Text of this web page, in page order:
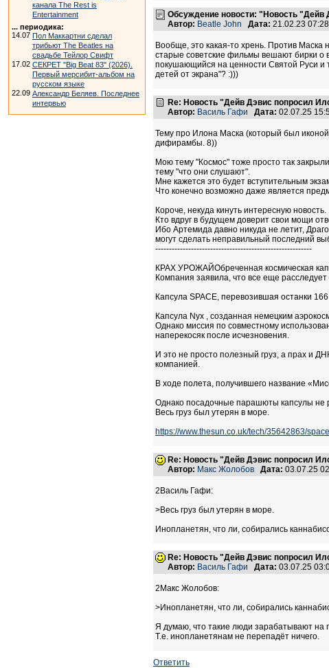
канала The Rest is
Entertainment
... периодика:
14.07 Пол Маккартни сделал
трибьют The Beatles на
свадьбе Тейлор Свифт
17.02 СЕКРЕТ "Big Beat 83" (2026).
Первый мерсибит-альбом на
русском языке
22.09 Александр Беляев. Последнее
интервью
Обсуждение новости: "Новость "Дейв
Автор: Beatle John Дата: 21.02.23
Вообще, это какая-то хрень. Против Маска
старые советские фильмы вешают бирки о
покушающийся на ценности Святой Руси и
детей от экрана"? :)))
Re: Новость "Дейв Дэвис попросил
Автор: Василь Гафи Дата: 02.07.25
Тему про Илона Маска (который был
дифирамбы. 8))
Мою тему "Космос" тоже просто так
тему "что они слушают".
Мне кажется это будет вступительным
Что конечно возможно даже является
Короче, некуда кинуть интересную новость.
Кто вдруг в будущем доверит свои мощи
Ибо Артемида давно никуда не летит,
могут сделать неправильный последний
---------------------------------------------------------
КРАХ УРОЖАЙОбреченная космическая
Компания заявила, что все еще
Капсула SPACE, перевозившая останки
Капсула Nyx , созданная немецким
Однако миссия по совместному
наперекосяк после исчезновения.
И это не просто полезный груз, а прах и
компанией.
В ходе полета, получившего название
Однако посадочные парашюты капсулы не
Весь груз был утерян в море.
https://www.thesun.co.uk/tech/35642863/
Re: Новость "Дейв Дэвис попросил
Автор: Макс Жолобов Дата: 03.07.25
2Василь Гафи:
>Весь груз был утерян в море.
Инопланетян, что ли, собирались
Re: Новость "Дейв Дэвис попросил
Автор: Василь Гафи Дата: 03.07.25
2Макс Жолобов:
>Инопланетян, что ли, собирались
Я думаю, что такие люди зарабатывают на
Т.е. инопланетянам не перепадёт ничего.
Ответить